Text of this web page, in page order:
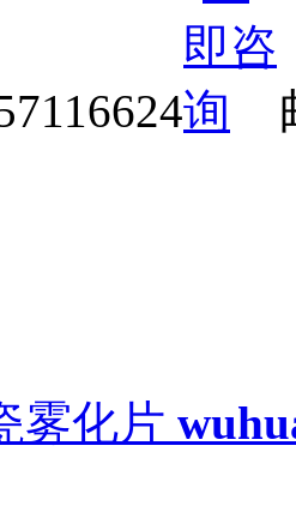
雾化片